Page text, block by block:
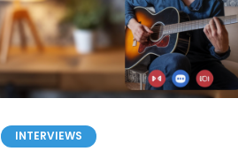
INTERVIEWS